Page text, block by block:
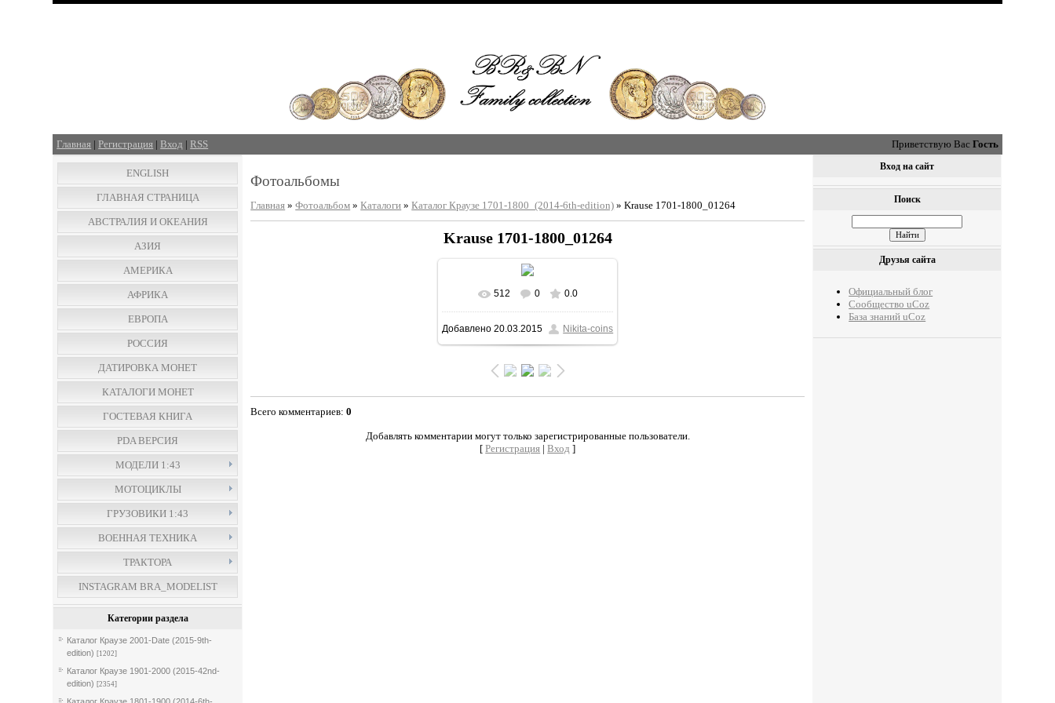
Главная | Регистрация |Вход | RSS Приветствую Вас Гость
ENGLISH
ГЛАВНАЯ СТРАНИЦА
АВСТРАЛИЯ И ОКЕАНИЯ
АЗИЯ
АМЕРИКА
АФРИКА
ЕВРОПА
РОССИЯ
ДАТИРОВКА МОНЕТ
КАТАЛОГИ МОНЕТ
ГОСТЕВАЯ КНИГА
PDA ВЕРСИЯ
МОДЕЛИ 1:43
МОТОЦИКЛЫ
ГРУЗОВИКИ 1:43
ВОЕННАЯ ТЕХНИКА
ТРАКТОРА
INSTAGRAM BRA_MODELIST
Категории раздела
Каталог Краузе 2001-Date (2015-9th-
edition) [1202]
Каталог Краузе 1901-2000 (2015-42nd-
edition) [2354]
Фотоальбомы
Главная »Фотоальбом »Каталоги »Каталог Краузе 1701-1800_(2014-6th-edition) » Krause 1701-1800_01264
Krause 1701-1800_01264
В реальном размере
1213x1600/ 367.7Kb
512 0 0.0
Добавлено 20.03.2015 Nikita-coins
Всего комментариев:0
Добавлять комментарии могут только зарегистрированные пользователи.
[Регистрация |Вход ]
Вход на сайт
Поиск
Друзья сайта
Официальный блог
Сообщество uCoz
База знаний uCoz